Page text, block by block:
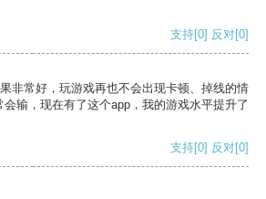
支持[0] 反对[0]
非常好，玩游戏再也不会出现卡顿、掉线的情
输，现在有了这个app，我的游戏水平提升了
支持[0] 反对[0]